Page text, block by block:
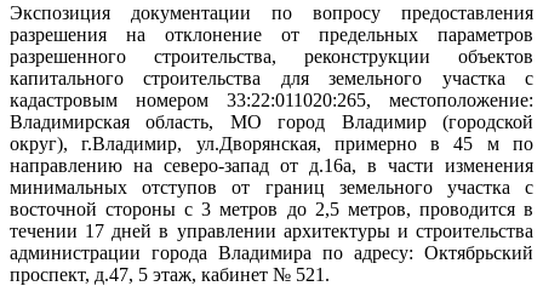
Экспозиция документации по вопросу предоставления
разрешения на отклонение от предельных параметров
разрешенного строительства, реконструкции объектов
капитального строительства для земельного участка с
кадастровым номером 33:22:011020:265, местоположение:
Владимирская область, МО город Владимир (городской
округ), г.Владимир, ул.Дворянская, примерно в 45 м по
направлению на северо-запад от д.16а, в части изменения
минимальных отступов от границ земельного участка с
восточной стороны с 3 метров до 2,5 метров, проводится в
течении 17 дней в управлении архитектуры и строительства
администрации города Владимира по адресу: Октябрьский
проспект, д.47, 5 этаж, кабинет № 521.